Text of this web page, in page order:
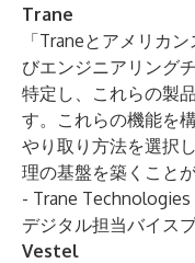
Trane
「Traneとアメリカ
びエンジニアリング
特定し、これらの製
す。これらの機能を
やり取り方法を選択
理の基盤を築くこと
- Trane Technologies
デジタル担当バイス
Vestel